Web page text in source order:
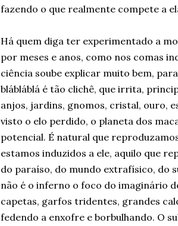
fazendo o que realmente compete a
Há quem diga ter experimentado a
por meses e anos, como nos comas
ciência soube explicar muito bem,
blábláblá é tão clichê, que irrita,
anjos, jardins, gnomos, cristal, ouro,
visto o elo perdido, o planeta dos
potencial. É natural que
estamos induzidos a ele, aquilo que
do paraíso, do mundo extrafísico, do
não é o inferno o foco do imaginário
capetas, garfos tridentes, grandes
fedendo a enxofre e borbulhando. O